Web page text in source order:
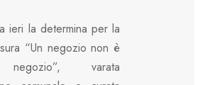
ieri la determina per la
“Un negozio non è
varata